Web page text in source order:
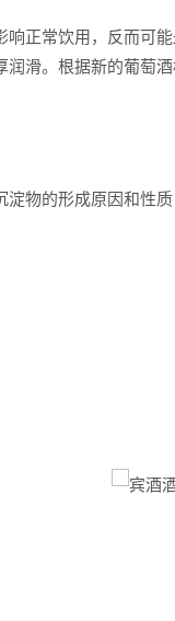
正常饮用，反而可
润滑。根据新的葡萄
物的形成原因和性